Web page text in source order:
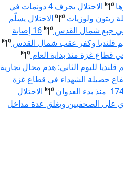
الاحتلال يجرف 4 دونمات في
الاحتلال يسلّم
جبع شمال القدس
16 إصابة
قلنديا وكفر عقب شمال القدس
لليوم الثاني: هدم محال تجارية
حصيلة الشهداء في قطاع غزة
الاحتلال
على الصحفيين ويغلق عدة مداخل